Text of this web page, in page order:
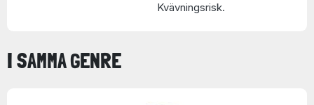
Kvävningsrisk.
I SAMMA GENRE